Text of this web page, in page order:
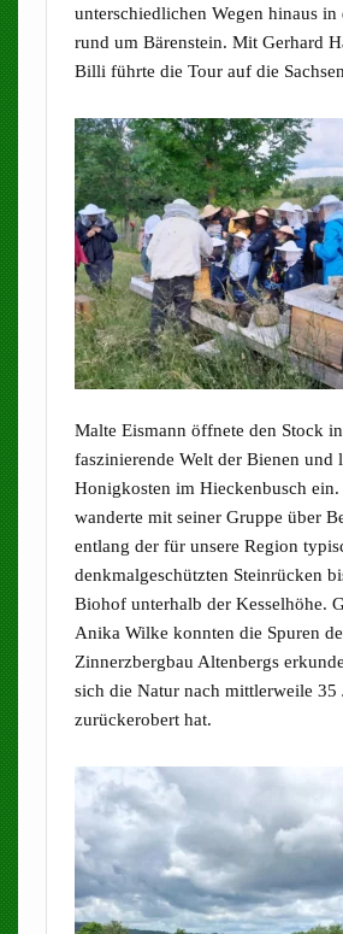
unterschiedlichen Wegen hinaus
rund um Bärenstein. Mit Gerhard
Billi führte die Tour auf die
Malte Eismann öffnete den Stock
faszinierende Welt der Bienen und
Honigkosten im Hieckenbusch
wanderte mit seiner Gruppe über
entlang der für unsere Region
denkmalgeschützten Steinrücken
Biohof unterhalb der Kesselhöhe.
Anika Wilke konnten die Spuren
Zinnerzbergbau Altenbergs
sich die Natur nach mittlerweile 35
zurückerobert hat.